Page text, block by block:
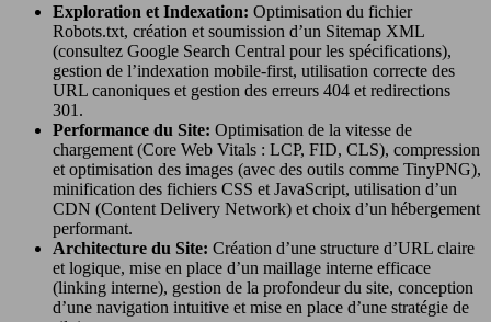
Exploration et Indexation: Optimisation du fichier
Robots.txt, création et soumission d’un Sitemap XML
(consultez Google Search Central pour les spécifications),
gestion de l’indexation mobile-first, utilisation correcte des
URL canoniques et gestion des erreurs 404 et redirections
301.
Performance du Site: Optimisation de la vitesse de
chargement (Core Web Vitals : LCP, FID, CLS), compression
et optimisation des images (avec des outils comme TinyPNG),
minification des fichiers CSS et JavaScript, utilisation d’un
CDN (Content Delivery Network) et choix d’un hébergement
performant.
Architecture du Site: Création d’une structure d’URL claire
et logique, mise en place d’un maillage interne efficace
(linking interne), gestion de la profondeur du site, conception
d’une navigation intuitive et mise en place d’une stratégie de